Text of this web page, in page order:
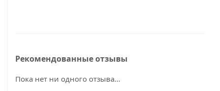
Рекомендованные отзывы
Пока нет ни одного отзыва...